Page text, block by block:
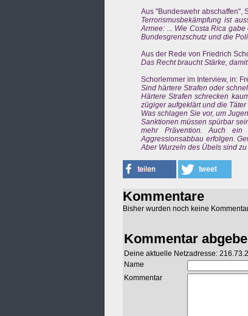
Aus "Bundeswehr abschaffen",
Terrorismusbekämpfung ist
Armee: ... Wie Costa Rica
Bundesgrenzschutz und die
Aus der Rede von Friedrich
Das Recht braucht Stärke,
Schorlemmer im Interview, in:
Sind härtere Strafen oder
Härtere Strafen schrecken
zügiger aufgeklärt und die
Was schlagen Sie vor, um
Sanktionen müssen spürbar
mehr Prävention. Auch ein
Aggressionsabbau erfolgen.
Aber Wurzeln des Übels sind
Kommentare
Bisher wurden noch keine
Kommentar
Deine aktuelle Netzadresse:
Name
Kommentar